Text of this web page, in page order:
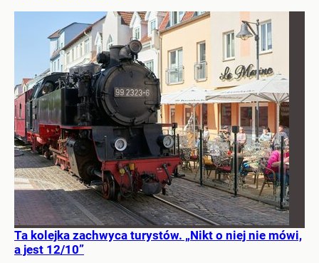
Ta kolejka zachwyca turystów. „Nikt o niej nie mówi,
a jest 12/10”